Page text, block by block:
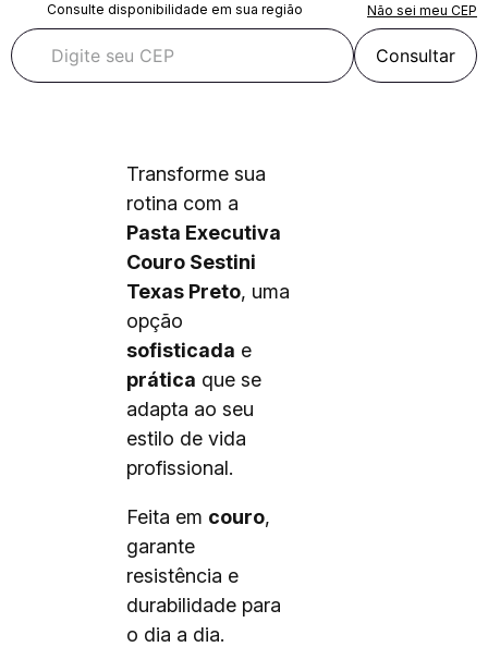
Consulte disponibilidade em sua região Não sei meu CEP
Consultar
Transforme sua
rotina com a
Pasta Executiva
Couro Sestini
Texas Preto, uma
opção
sofisticada e
prática que se
adapta ao seu
estilo de vida
profissional.
Feita em couro,
garante
resistência e
durabilidade para
o dia a dia.